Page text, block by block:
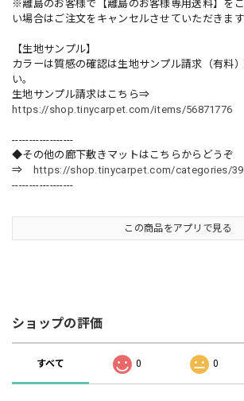
※離島のお客様で【離島のお客様専用送料】を
い場合はご注文をキャンセルさせていただきます
【生地サンプル】
カラーは質感の確認は生地サンプル請求（有料
い。
生地サンプル請求はこちら⇒
https://shop.tinycarpet.com/items/56871776
------------------
◆その他の廊下敷きマットはこちらからどうぞ
⇒
https://shop.tinycarpet.com/categories/
------------------
この商品をアプリで見る
ショップの評価
すべて 0 0